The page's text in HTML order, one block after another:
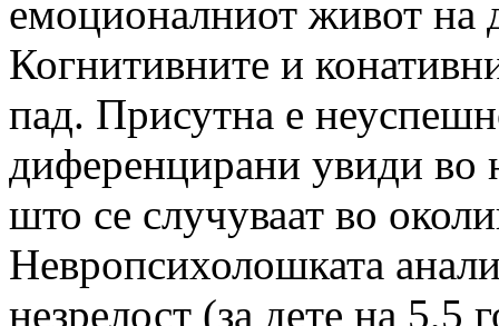
емоционалниот живот на
Когнитивните и
пад. Присутна е
диференцирани увиди во
што се случуваат во
Невропсихолошката
незрелост (за дете на 5,5